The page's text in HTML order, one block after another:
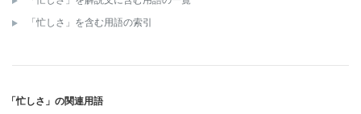
「忙しさ」を含む用語の索引
「忙しさ」の関連用語